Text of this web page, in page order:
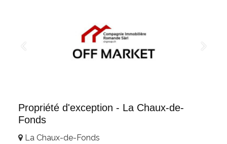
Propriété d'exception - La Chaux-de-
Fonds
La Chaux-de-Fonds